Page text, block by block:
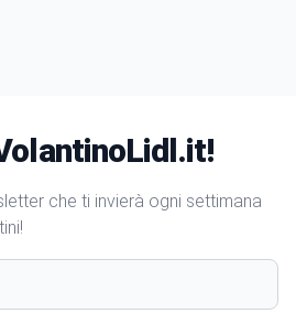
che ti invierà ogni settimana